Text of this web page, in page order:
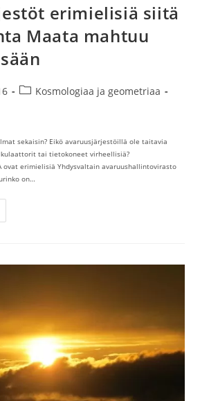
erimielisiä siitä
Maata mahtuu
Artikkelin
Kosmologiaa ja geometriaa
sekaisin? Eikö avaruusjärjestöillä ole taitavia
tai tietokoneet virheellisiä?
ovat erimielisiä Yhdysvaltain avaruushallintovirasto
on…